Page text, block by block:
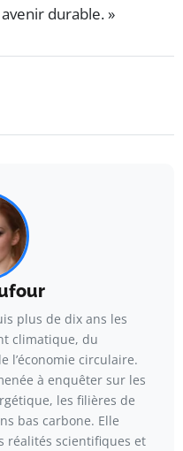
durable. »
plus de dix ans les
climatique, du
l’économie circulaire.
à enquêter sur les
les filières de
bas carbone. Elle
réalités scientifiques et